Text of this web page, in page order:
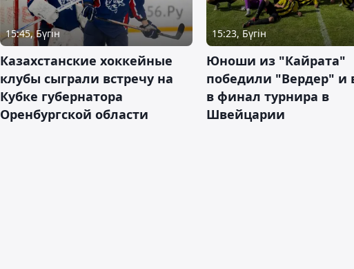
15:45, Бүгін
Казахстанские хоккейные
клубы сыграли встречу на
Кубке губернатора
Оренбургской области
15:23, Бүгін
Юноши из "Кайрата"
победили "Вердер"
в финал турнира в
Швейцарии